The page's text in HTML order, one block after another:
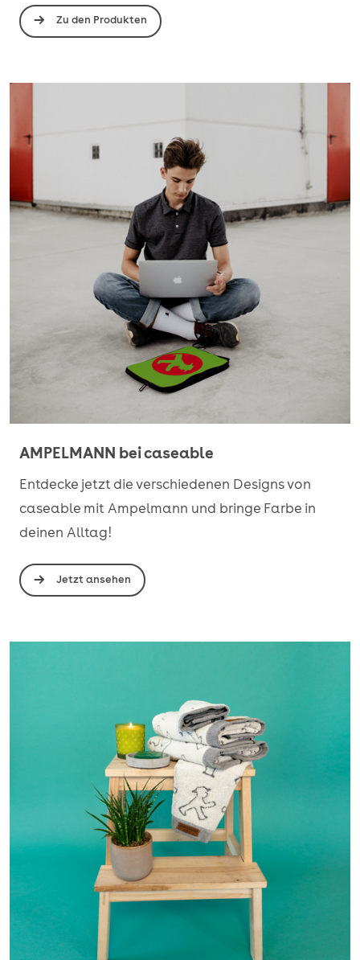
Zu den Produkten
AMPELMANN bei caseable
Entdecke jetzt die verschiedenen Designs von
caseable mit Ampelmann und bringe Farbe in
deinen Alltag!
Jetzt ansehen